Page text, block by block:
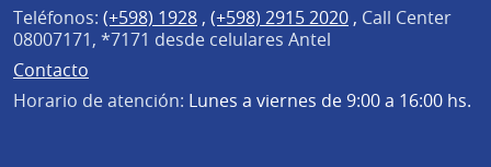
Teléfonos: (+598) 1928 , (+598) 2915 2020 , Call Center
08007171, *7171 desde celulares Antel
Contacto
Horario de atención: Lunes a viernes de 9:00 a 16:00 hs.